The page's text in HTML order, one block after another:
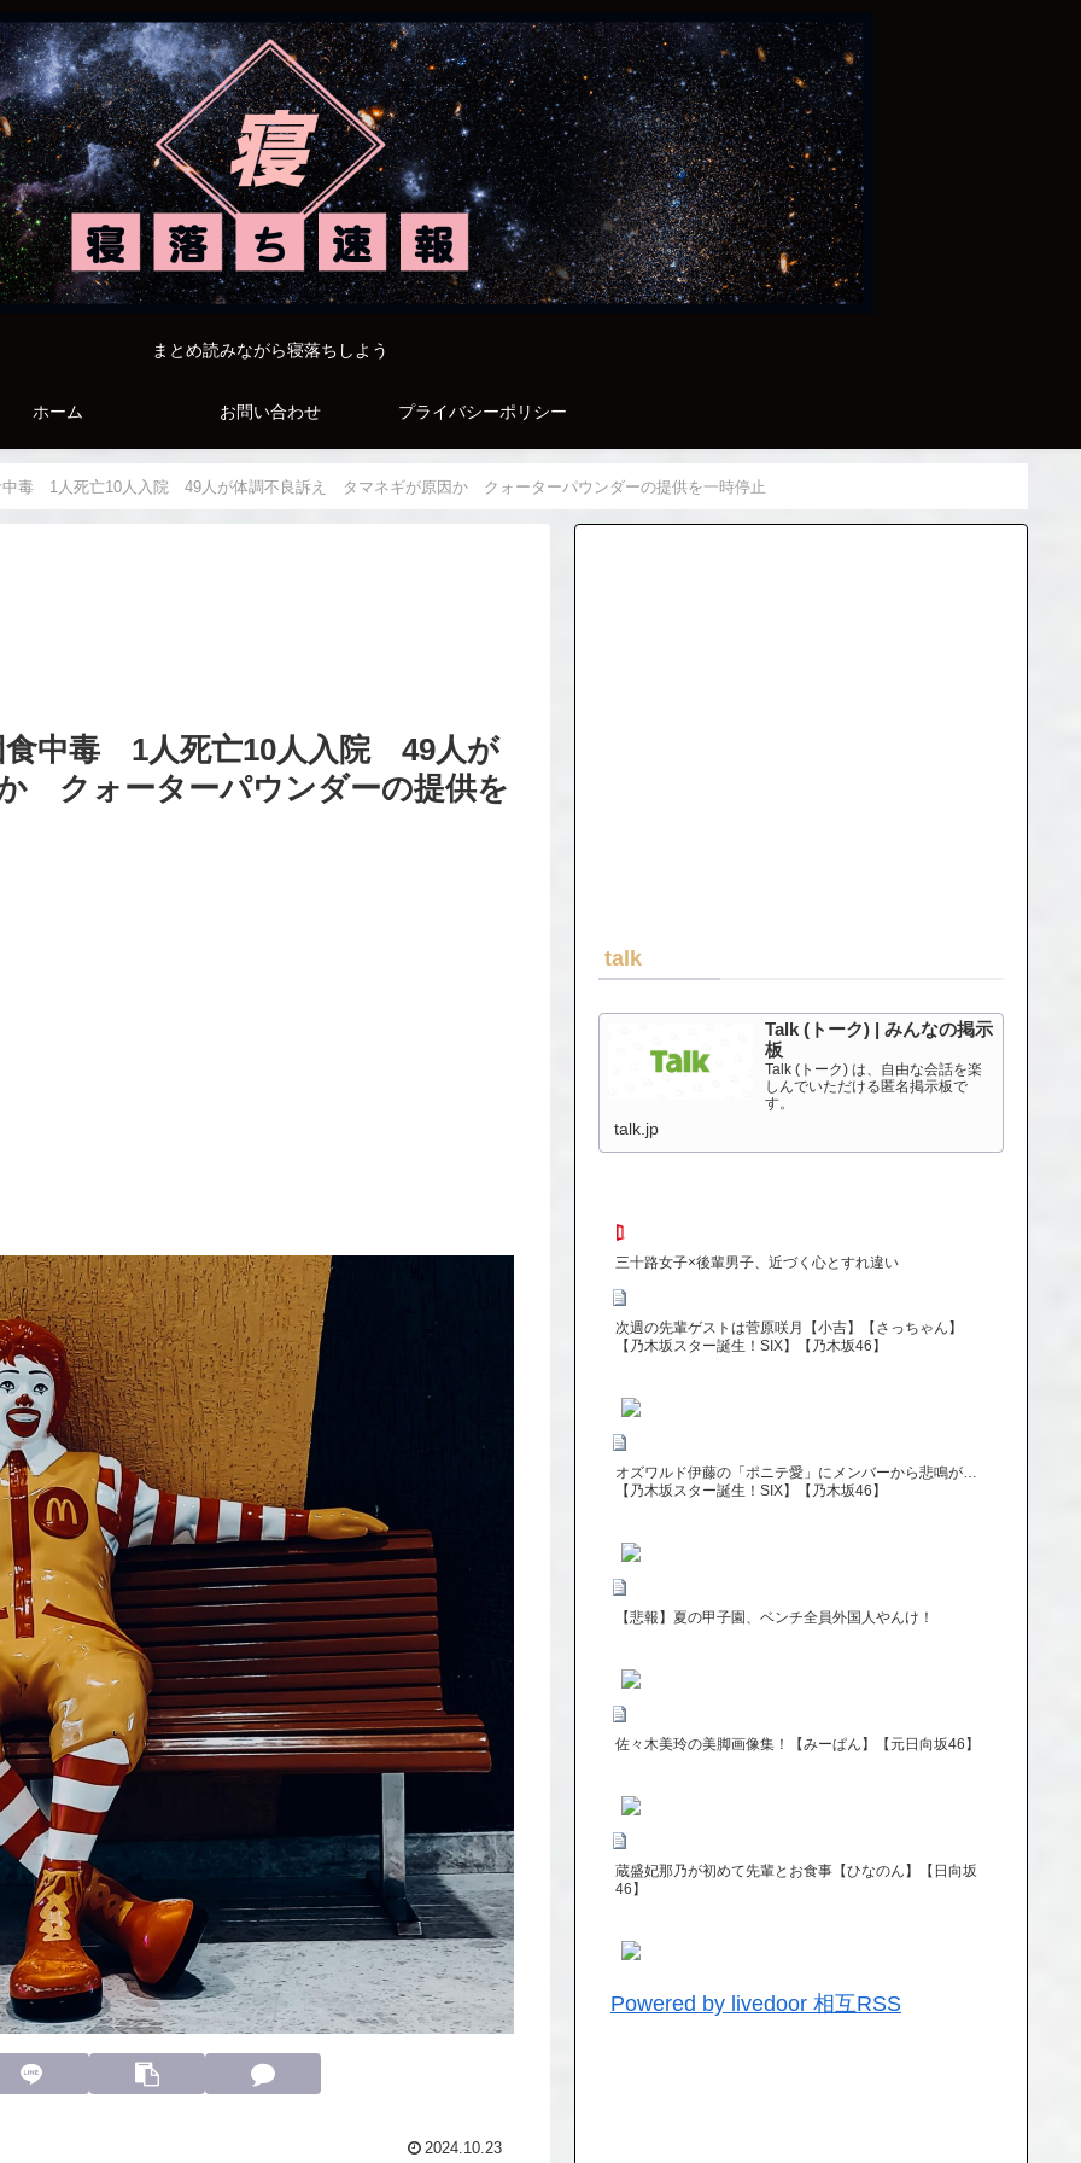
まとめ読みながら寝落ちしよう
ホーム お問い合わせ プライバシーポリシー
中毒 1人死亡10人入院 49人が体調不良訴え タマネギが原因か クォーターパウンダーの提供を一時停止
食中毒 1人死亡10人入院 49人が
クォーターパウンダーの提供を
2024.10.23
talk
Talk (トーク) | みんなの掲示
板
Talk (トーク) は、自由な会話を楽
しんでいただける匿名掲示板で
す。
talk.jp
三十路女子×後輩男子、近づく心とすれ違い
次週の先輩ゲストは菅原咲月【小吉】【さっちゃん】
【乃木坂スター誕生！SIX】【乃木坂46】
オズワルド伊藤の「ポニテ愛」にメンバーから悲鳴が…
【乃木坂スター誕生！SIX】【乃木坂46】
【悲報】夏の甲子園、ベンチ全員外国人やんけ！
佐々木美玲の美脚画像集！【みーぱん】【元日向坂46】
蔵盛妃那乃が初めて先輩とお食事【ひなのん】【日向坂
46】
Powered by livedoor 相互RSS